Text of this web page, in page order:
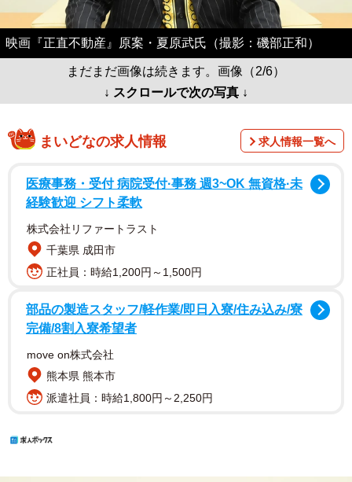
映画『正直不動産』原案・夏原武氏（撮影：磯部正和）
まだまだ画像は続きます。画像（2/6）
↓ スクロールで次の写真 ↓
まいどなの求人情報 求人情報一覧へ
医療事務・受付 病院受付·事務 週3~OK 無資格·未
経験歓迎 シフト柔軟
株式会社リファートラスト
千葉県 成田市
正社員：時給1,200円～1,500円
部品の製造スタッフ/軽作業/即日入寮/住み込み/寮
完備/8割入寮希望者
move on株式会社
熊本県 熊本市
派遣社員：時給1,800円～2,250円